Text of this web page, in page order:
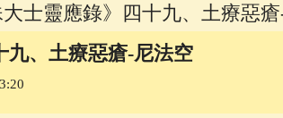
身舍利寶篋印陀羅尼經(81)
士靈應錄》四十九、土療惡
九、土療惡瘡-尼法空